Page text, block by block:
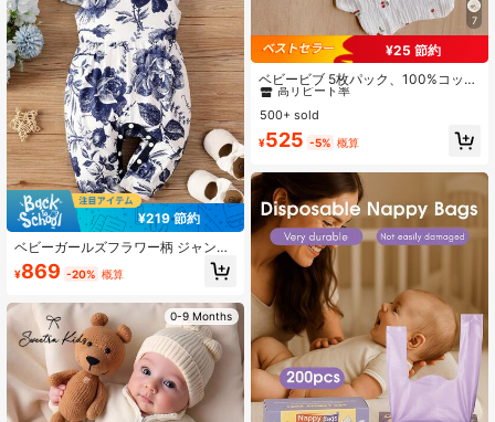
¥219 節約
ベビーガールズフラワー柄 ジャンプ
スーツ 着心地よくて、華やかな印象
を与えます。 Flutter Sleeves 休暇ス
¥869 -20% 概算
0-9 Months
7
¥25 節約
ベビービブ 5枚パック、100%コット
ンガーゼ、柔らかい よだれかけ 新生
児用、通気性のあるベビー よだれ拭
き
#2 ベストセラー
高リピート率
#2 ベストセラー
高リピート率
#2 ベストセラー
高リピート率
#2 ベストセラー
に 通気性がある ベビーよだれかけとバープクロス
500+ sold
¥525 -5% 概算